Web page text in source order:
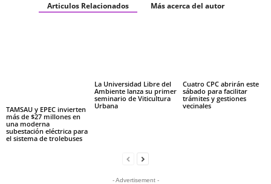
Articulos Relacionados Más acerca del autor
TAMSAU y EPEC invierten
más de $27 millones en
una moderna
subestación eléctrica para
el sistema de trolebuses
La Universidad Libre del
Ambiente lanza su primer
seminario de Viticultura
Urbana
Cuatro CPC abrirán este
sábado para facilitar
trámites y gestiones
vecinales
- Advertisement -